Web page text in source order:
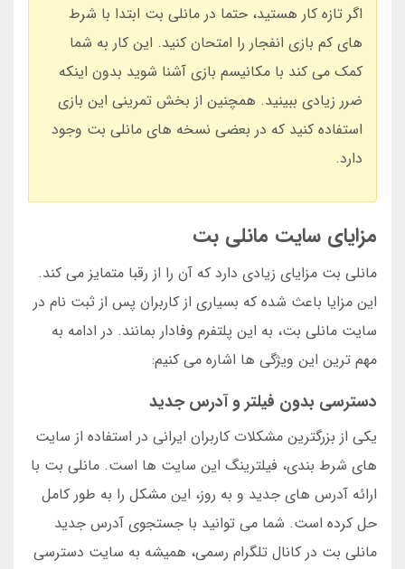
اگر تازه کار هستید، حتما در مانلی بت ابتدا با شرط
های کم بازی انفجار را امتحان کنید. این کار به شما
کمک می کند با مکانیسم بازی آشنا شوید بدون اینکه
ضرر زیادی ببینید. همچنین از بخش تمرینی این بازی
استفاده کنید که در بعضی نسخه های مانلی بت وجود
دارد.
مزایای سایت مانلی بت
مانلی بت مزایای زیادی دارد که آن را از رقبا متمایز می کند.
این مزایا باعث شده که بسیاری از کاربران پس از ثبت نام در
سایت مانلی بت، به این پلتفرم وفادار بمانند. در ادامه به
مهم ترین این ویژگی ها اشاره می کنیم:
دسترسی بدون فیلتر و آدرس جدید
یکی از بزرگترین مشکلات کاربران ایرانی در استفاده از سایت
های شرط بندی، فیلترینگ این سایت ها است. مانلی بت با
ارائه آدرس های جدید و به روز، این مشکل را به طور کامل
حل کرده است. شما می توانید با جستجوی آدرس جدید
مانلی بت در کانال تلگرام رسمی، همیشه به سایت دسترسی